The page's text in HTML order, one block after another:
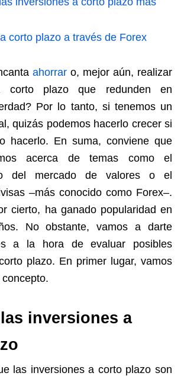
corto plazo a través de Forex
ahorrar o, mejor aún, realizar
corto plazo que redunden en
Por lo tanto, si tenemos un
quizás podemos hacerlo crecer si
hacerlo. En suma, conviene que
acerca de temas como el
del mercado de valores o el
–más conocido como Forex–.
cierto, ha ganado popularidad en
No obstante, vamos a darte
a la hora de evaluar posibles
plazo. En primer lugar, vamos
inversiones a
las inversiones a corto plazo son